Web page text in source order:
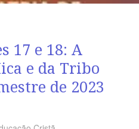
17 e 18: A
e da Tribo
de 2023